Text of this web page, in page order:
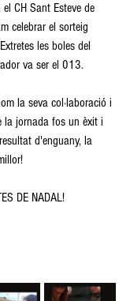
CH Sant Esteve de
celebrar el sorteig
les boles del
va ser el 013.
la seva col·laboració i
la jornada fos un èxit i
d'enguany, la
DE NADAL!